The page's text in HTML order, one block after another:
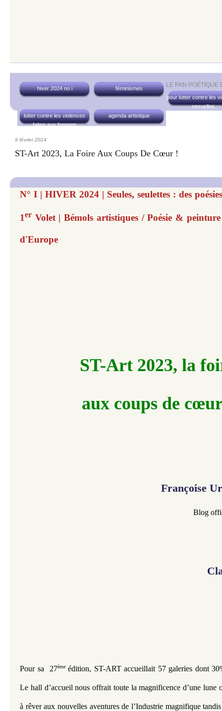
LE PAN POÉTIQUE
hiver 2024 no i
féminismes
pour lutter contre les
sexuelles
lutter contre les violences
faites aux femmes
agenda artistique
9 février 2024
ST-Art 2023, La Foire Aux Coups De Cœur !
N° I | HIVER 2024 | Seules, seulettes : des
1er Volet | Bémols artistiques / Poésie &
d'Europe
ST-Art 2023, la
aux coups de
Françoise
Blog
Pour sa  27ème édition, ST-ART accueillait 57 galeries dont
Le hall d’accueil nous offrait toute la magnificence d’une lune
à rêver aux nouvelles aventures de l’Industrie magnifique